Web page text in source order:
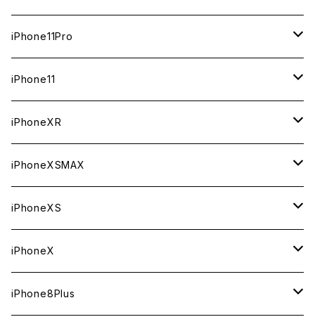
中古（整備済み）
中古（整備済み）
新品
中古（整備済み）
中古（整備済み）
新品
中古（整備済み）
64GB
新品
中古（整備済み）
新品
中古（整備済み）
128GB
新品
中古（整備済み）
64GB
新品
中古（整備済み）
512GB
新品
中古（整備済み）
256GB
新品
中古（整備済み）
64GB
新品
中古（整備済み）
iPhone11Pro
512GB
新品
中古（整備済み）
256GB
新品
中古（整備済み）
64GB
新品
中古（整備済み）
iPhone11
256GB
新品
中古（整備済み）
128GB
新品
中古（整備済み）
64GB
新品
中古（整備済み）
iPhoneXR
256GB
新品
中古（整備済み）
128GB
新品
中古（整備済み）
64GB
新品
iPhoneXSMAX
512GB
新品
中古（整備済み）
256GB
新品
64GB
iPhoneXS
512GB
新品
256GB
iPhoneX
256GB
iPhone8Plus